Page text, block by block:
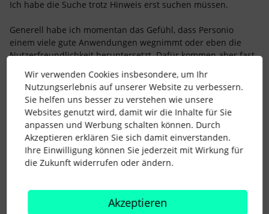
Ich habe die Suche trotz Hinweis erst suchen müssen.
Generell habe ich momentan das Gefühl, dass Personio
einem viele gute Anwendungen wegnimmt oder eben die
Nutzerfreundlichkeit heruntersetzt. Dafür kommen aber fast
kosten. Was ist hier los?
Die Suchfunktion muss zurück!!!
M 7 Menschen gefällt dies
p.geisler Forum|Forum|2 years ago
Wir verwenden Cookies insbesondere, um Ihr
Nutzungserlebnis auf unserer Website zu verbessern.
Sie helfen uns besser zu verstehen wie unsere
Websites genutzt wird, damit wir die Inhalte für Sie
anpassen und Werbung schalten können. Durch
Akzeptieren erklären Sie sich damit einverstanden.
Ihre Einwilligung können Sie jederzeit mit Wirkung für
die Zukunft widerrufen oder ändern.
Akzeptieren